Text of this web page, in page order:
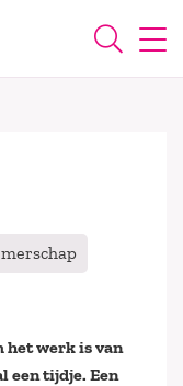
het werk is van
een tijdje. Een